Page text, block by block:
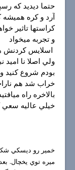
حتما ديديد كه
آرد و كره هميشه
كراستها تاثير
و تجربه ميخواد
اسلايس كردنش
ولي اصلا نا اميد
بودم شروع كنيد
خراب شد هم
بالاخره راه
خيلي عاليه سعي
خمير رو ديسكي
ميره توي يخچال.